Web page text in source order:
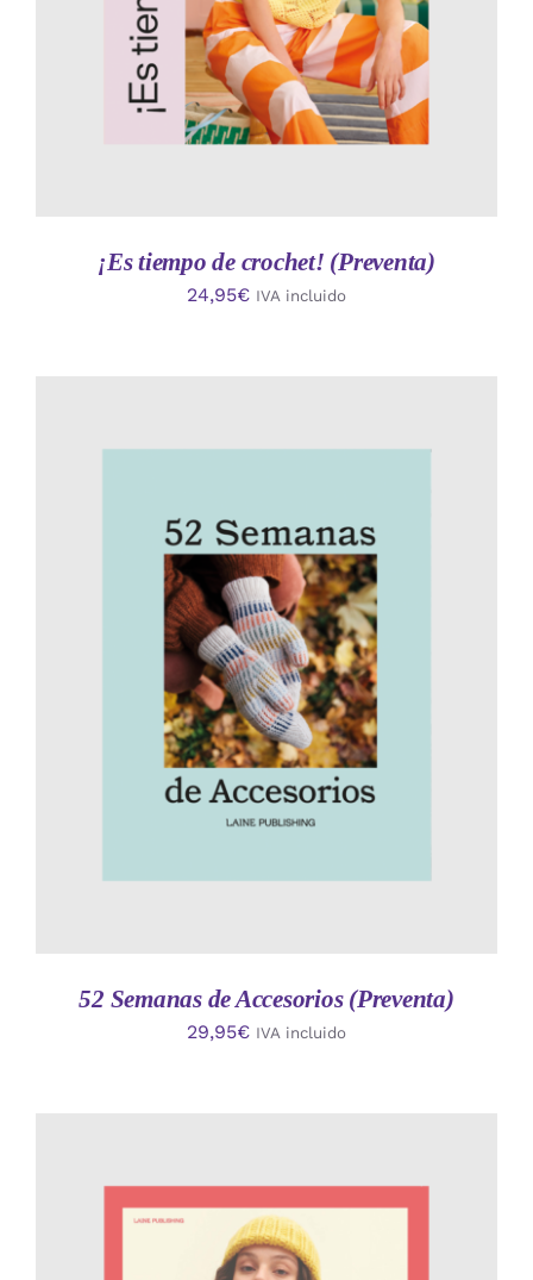
¡Es tiempo de crochet! (Preventa)
24,95€ IVA incluido
AÑADIR AL CARRITO
/
52 Semanas de Accesorios (Preventa)
29,95€ IVA incluido